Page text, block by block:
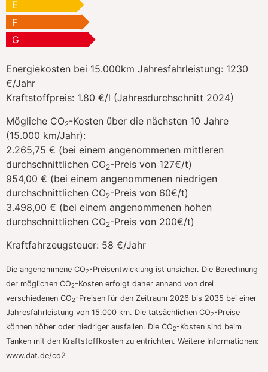
E
F
G
Energiekosten bei 15.000km Jahresfahrleistung: 1230
€/Jahr
Kraftstoffpreis: 1.80 €/l (Jahresdurchschnitt 2024)
Mögliche CO2-Kosten über die nächsten 10 Jahre
(15.000 km/Jahr):
2.265,75 € (bei einem angenommenen mittleren
durchschnittlichen CO2-Preis von 127€/t)
954,00 € (bei einem angenommenen niedrigen
durchschnittlichen CO2-Preis von 60€/t)
3.498,00 € (bei einem angenommenen hohen
durchschnittlichen CO2-Preis von 200€/t)
Kraftfahrzeugsteuer: 58 €/Jahr
Die angenommene CO2-Preisentwicklung ist unsicher. Die Berechnung
der möglichen CO2-Kosten erfolgt daher anhand von drei
verschiedenen CO2-Preisen für den Zeitraum 2026 bis 2035 bei einer
Jahresfahrleistung von 15.000 km. Die tatsächlichen CO2-Preise
können höher oder niedriger ausfallen. Die CO2-Kosten sind beim
Tanken mit den Kraftstoffkosten zu entrichten. Weitere Informationen:
www.dat.de/co2